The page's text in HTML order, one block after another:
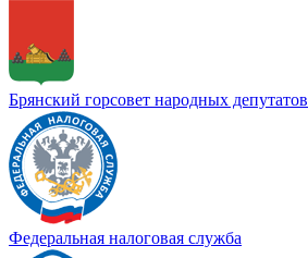
Брянский горсовет народных депутатов
Федеральная налоговая служба